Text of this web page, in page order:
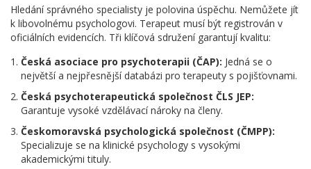
Hledání správného specialisty je polovina úspěchu. Nemůžete jít
k libovolnému psychologovi. Terapeut musí být registrován v
oficiálních evidencích. Tři klíčová sdružení garantují kvalitu:
Česká asociace pro psychoterapii (ČAP): Jedná se o
největší a nejpřesnější databázi pro terapeuty s pojišťovnami.
Česká psychoterapeutická společnost ČLS JEP:
Garantuje vysoké vzdělávací nároky na členy.
Českomoravská psychologická společnost (ČMPP):
Specializuje se na klinické psychology s vysokými
akademickými tituly.